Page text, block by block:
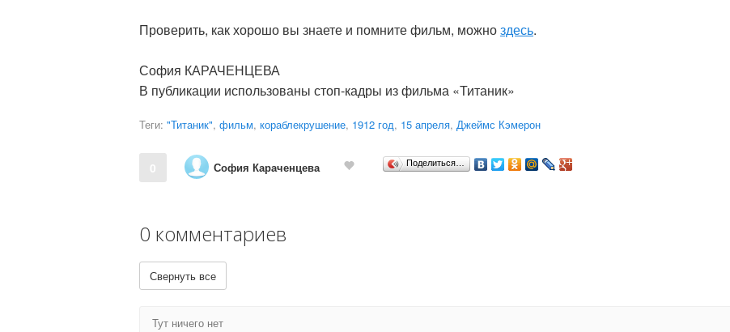
Проверить, как хорошо вы знаете и помните фильм, можноздесь.
София КАРАЧЕНЦЕВА
В публикации использованы стоп-кадры из фильма «Титаник»
Теги: "Титаник", фильм, кораблекрушение, 1912 год, 15 апреля, Джеймс Кэмерон
0 София Караченцева Поделиться…
0 комментариев
Свернуть все
Тут ничего нет